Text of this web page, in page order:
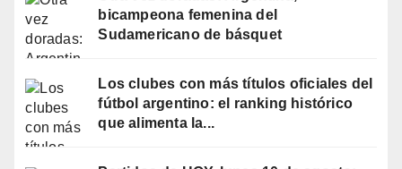
bicampeona femenina del
Sudamericano de básquet
Los clubes con más títulos oficiales del
fútbol argentino: el ranking histórico
que alimenta la...